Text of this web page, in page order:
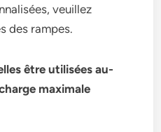
veuillez
des rampes.
être utilisées au-
maximale